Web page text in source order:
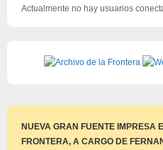
Actualmente no hay usuarios
NUEVA GRAN FUENTE IMPRESA
FRONTERA, A CARGO DE